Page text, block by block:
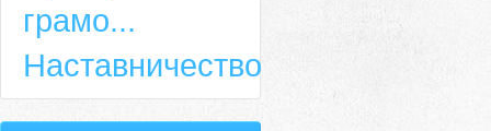
грамо...
Наставничество